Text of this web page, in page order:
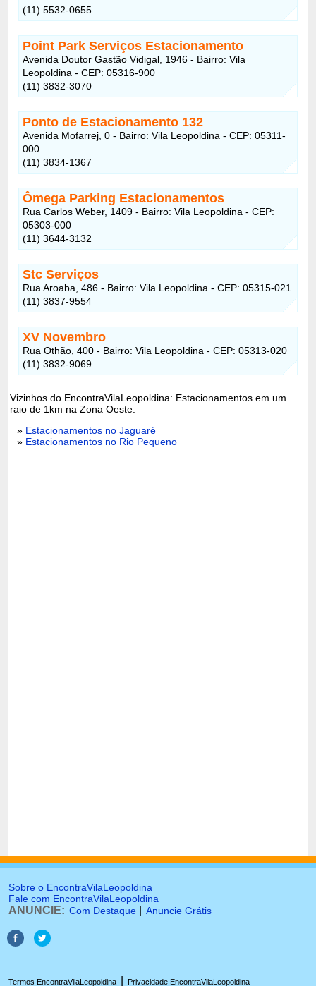
(11) 5532-0655
Point Park Serviços Estacionamento
Avenida Doutor Gastão Vidigal, 1946 - Bairro: Vila
Leopoldina - CEP: 05316-900
(11) 3832-3070
Ponto de Estacionamento 132
Avenida Mofarrej, 0 - Bairro: Vila Leopoldina - CEP: 05311-
000
(11) 3834-1367
Ômega Parking Estacionamentos
Rua Carlos Weber, 1409 - Bairro: Vila Leopoldina - CEP:
05303-000
(11) 3644-3132
Stc Serviços
Rua Aroaba, 486 - Bairro: Vila Leopoldina - CEP: 05315-021
(11) 3837-9554
XV Novembro
Rua Othão, 400 - Bairro: Vila Leopoldina - CEP: 05313-020
(11) 3832-9069
Vizinhos do EncontraVilaLeopoldina: Estacionamentos em um
raio de 1km na Zona Oeste:
» Estacionamentos no Jaguaré
» Estacionamentos no Rio Pequeno
Sobre o EncontraVilaLeopoldina
Fale com EncontraVilaLeopoldina
ANUNCIE: Com Destaque Anuncie Grátis
Termos EncontraVilaLeopoldina Privacidade EncontraVilaLeopoldina